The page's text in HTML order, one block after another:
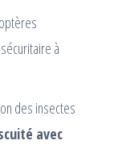
à
des insectes
avec